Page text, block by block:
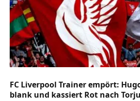
FC Liverpool Trainer empört:
blank und kassiert Rot nach